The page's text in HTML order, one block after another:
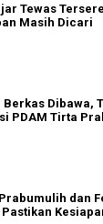
Tewas
Masih Dicari
Berkas Dibawa,
PDAM Tirta
dan